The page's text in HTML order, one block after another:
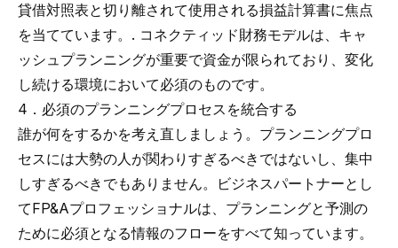
貸借対照表と切り離されて使用される損益計算書に焦点
を当てています。. コネクティッド財務モデルは、キャ
ッシュプランニングが重要で資金が限られており、変化
し続ける環境において必須のものです。
4．必須のプランニングプロセスを統合する
誰が何をするかを考え直しましょう。プランニングプロ
セスには大勢の人が関わりすぎるべきではないし、集中
しすぎるべきでもありません。ビジネスパートナーとし
てFP&Aプロフェッショナルは、プランニングと予測の
ために必須となる情報のフローをすべて知っています。